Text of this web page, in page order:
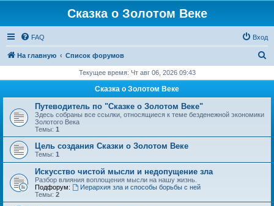
Сказка о Золотом Веке
FAQ Вход
На главную Список форумов
с
Текущее время: Чт авг 06, 2026 09:43
Сказка о Золотом Веке
Путеводитель по "Сказке о Золотом Веке"
Здесь собраны все ссылки, относящиеся к теме безденежной экономики
Золотого Века
Темы: 1
Цель создания Сказки о Золотом Веке
Темы: 1
Искусство чистой мысли и недопущение зла
Разбор влияния воплощения мысли на нашу жизнь.
Подфорум:
Иерархия зла и способы борьбы с ней
Темы: 2